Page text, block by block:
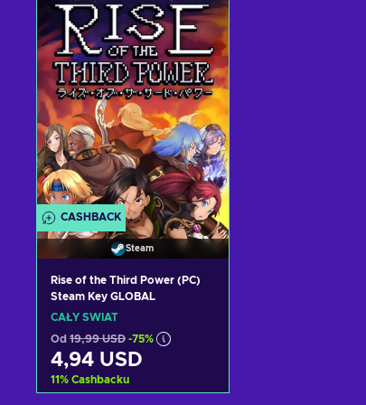
Dodaj do koszyka
Zobacz oferty
CASHBACK
Steam
Rise of the Third Power (PC)
Steam Key GLOBAL
CAŁY ŚWIAT
Od 19,99 USD -75%
4,94 USD
11% Cashbacku